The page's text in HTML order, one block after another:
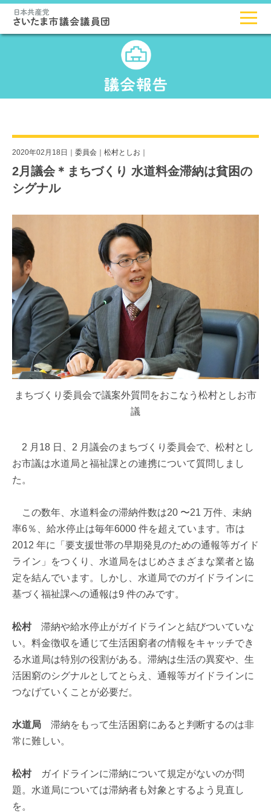
2020年02月18日｜ 委員会 松村としお
2月議会＊まちづくり 水道料金滞納は貧困の
シグナル
まちづくり委員会で議案外質問をおこなう松村としお市
議
2 月18 日、2 月議会のまちづくり委員会で、松村とし
お市議は水道局と福祉課との連携について質問しまし
た。
この数年、水道料金の滞納件数は20 〜21 万件、未納
率6％、給水停止は毎年6000 件を超えています。市は
2012 年に「要支援世帯の早期発見のための通報等ガイド
ライン」をつくり、水道局をはじめさまざまな業者と協
定を結んでいます。しかし、水道局でのガイドラインに
基づく福祉課への通報は9 件のみです。
松村滞納や給水停止がガイドラインと結びついていな
い。料金徴収を通じて生活困窮者の情報をキャッチでき
る水道局は特別の役割がある。滞納は生活の異変や、生
活困窮のシグナルとしてとらえ、通報等ガイドラインに
つなげていくことが必要だ。
水道局 滞納をもって生活困窮にあると判断するのは非
常に難しい。
松村ガイドラインに滞納について規定がないのが問
題。水道局については滞納者も対象とするよう見直し
を。